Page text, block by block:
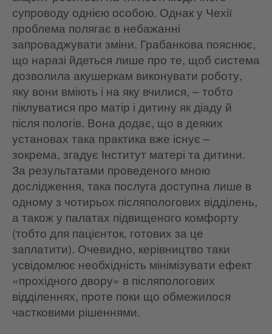
супроводу однією особою. Однак у Чехії
проблема полягає в небажанні
запроваджувати зміни. Грабанкова пояснює,
що наразі йдеться лише про те, щоб система
дозволила акушеркам виконувати роботу,
яку вони вміють і на яку вчилися, – тобто
піклуватися про матір і дитину як діаду й
після пологів. Вона додає, що в деяких
установах така практика вже існує –
зокрема, згадує Інститут матері та дитини.
За результатами проведеного мною
дослідження, така послуга доступна лише в
одному з чотирьох післяпологових відділень,
а також у палатах підвищеного комфорту
(тобто для пацієнток, готових за це
заплатити). Очевидно, керівництво таки
усвідомлює необхідність мінімізувати ефект
«прохідного двору» в післяпологових
відділеннях, проте поки що обмежилося
частковими рішеннями.